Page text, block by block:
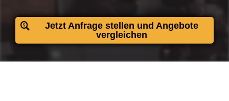
Jetzt Anfrage stellen und Angebote
vergleichen